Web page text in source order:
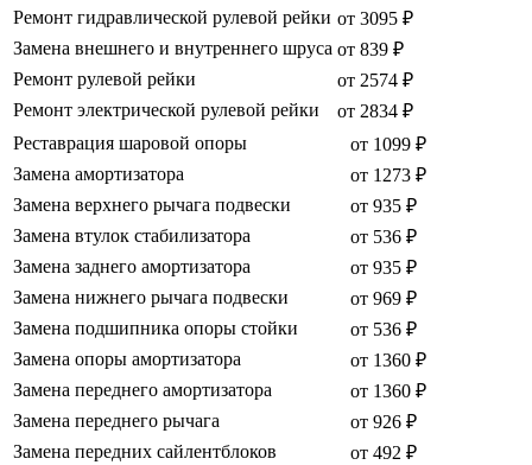
Ремонт гидравлической рулевой рейки от 3095 ₽
Замена внешнего и внутреннего шруса от 839 ₽
Ремонт рулевой рейки
от 2574 ₽
Ремонт электрической рулевой рейки
от 2834 ₽
Реставрация шаровой опоры
от 1099 ₽
Замена амортизатора
от 1273 ₽
Замена верхнего рычага подвески
от 935 ₽
Замена втулок стабилизатора
от 536 ₽
Замена заднего амортизатора
от 935 ₽
Замена нижнего рычага подвески
от 969 ₽
Замена подшипника опоры стойки
от 536 ₽
Замена опоры амортизатора
от 1360 ₽
Замена переднего амортизатора
от 1360 ₽
Замена переднего рычага
от 926 ₽
Замена передних сайлентблоков
от 492 ₽